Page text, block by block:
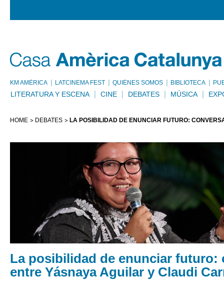
KM AMÈRICA LATCINEMA FEST QUIÉNES SOMOS BIBLIOTECA
LITERATURA Y ESCENA CINE DEBATES MÚSICA
HOME DEBATES LA POSIBILIDAD DE ENUNCIAR FUTURO:
La posibilidad de enunciar futuro:
entre Yásnaya Aguilar y Claudi